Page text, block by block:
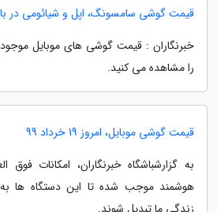
قیمت گوشی سامسونگ، اپل و شیائومی در
را مشاهده می کنید.
قیمت گوشی موبایل، امروز 19 خرداد 99
به گزارشباشگاه خبرنگاران، امکانات
هوشمند موجب شده تا این دستگاه ها